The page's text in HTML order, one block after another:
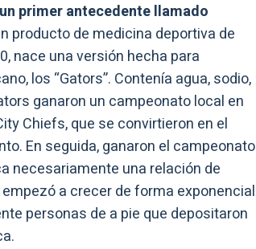
primer antecedente llamado
producto de medicina deportiva de
nace una versión hecha para
los “Gators”. Contenía agua, sodio,
ganaron un campeonato local en
Chiefs, que se convirtieron en el
En seguida, ganaron el campeonato
necesariamente una relación de
a crecer de forma exponencial
personas de a pie que depositaron